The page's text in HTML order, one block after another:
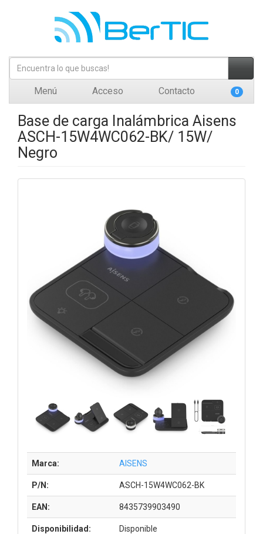
Menú Acceso Contacto 0
Base de carga Inalámbrica Aisens
ASCH-15W4WC062-BK/ 15W/
Negro
Marca: AISENS
P/N: ASCH-15W4WC062-BK
EAN: 8435739903490
Disponibilidad: Disponible